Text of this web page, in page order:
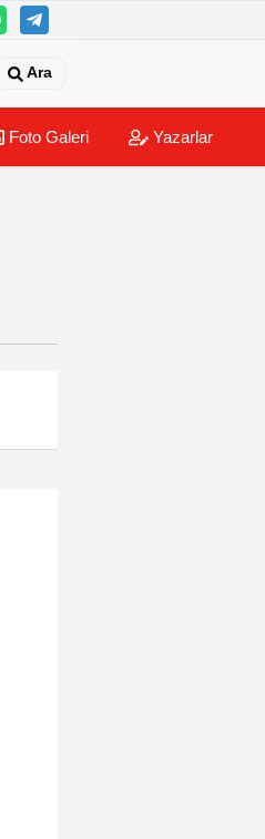
Ara
Foto Galeri Yazarlar